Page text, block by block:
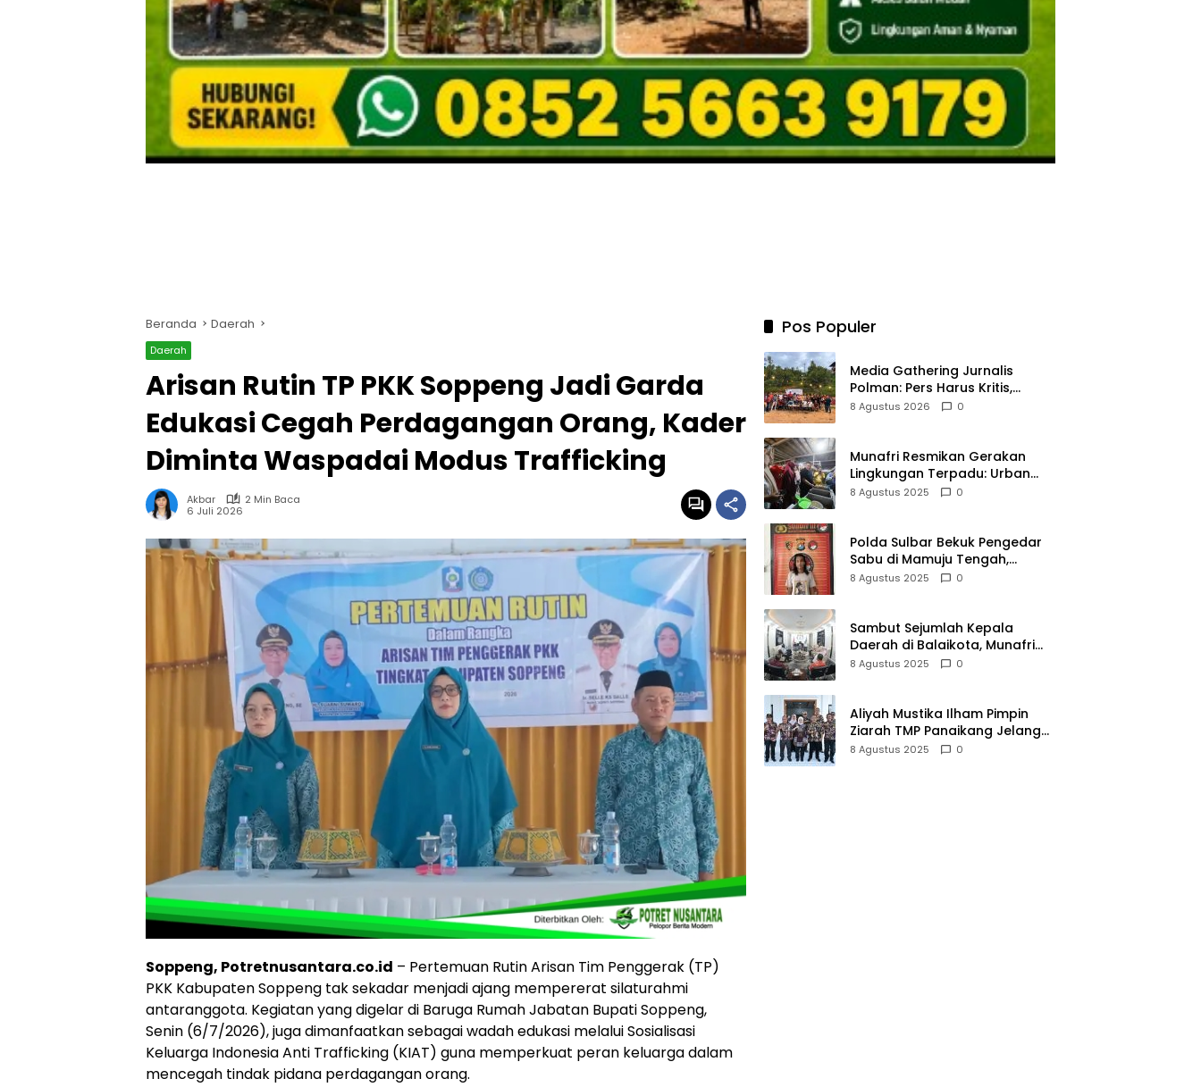
Beranda Daerah
Daerah
Arisan Rutin TP PKK Soppeng Jadi Garda
Edukasi Cegah Perdagangan Orang, Kader
Diminta Waspadai Modus Trafficking
Akbar
2 Min Baca
6 Juli 2026
Soppeng, Potretnusantara.co.id – Pertemuan Rutin Arisan Tim Penggerak (TP)
PKK Kabupaten Soppeng tak sekadar menjadi ajang mempererat silaturahmi
antaranggota. Kegiatan yang digelar di Baruga Rumah Jabatan Bupati Soppeng,
Senin (6/7/2026), juga dimanfaatkan sebagai wadah edukasi melalui Sosialisasi
Keluarga Indonesia Anti Trafficking (KIAT) guna memperkuat peran keluarga dalam
mencegah tindak pidana perdagangan orang.
Pos Populer
Media Gathering Jurnalis
Polman: Pers Harus Kritis,
Pemerintah Dituntut Terbuka
8 Agustus 2026 0
Munafri Resmikan Gerakan
Lingkungan Terpadu: Urban
Farming, Maggot dan Bank
8 Agustus 2025 0
Polda Sulbar Bekuk Pengedar
Sabu di Mamuju Tengah,
Barang Bukti 6 Saset
8 Agustus 2025 0
Sambut Sejumlah Kepala
Daerah di Balaikota, Munafri
Sharing Program Zero Waste
8 Agustus 2025 0
Aliyah Mustika Ilham Pimpin
Ziarah TMP Panaikang Jelang
HUT RI ke-80
8 Agustus 2025 0